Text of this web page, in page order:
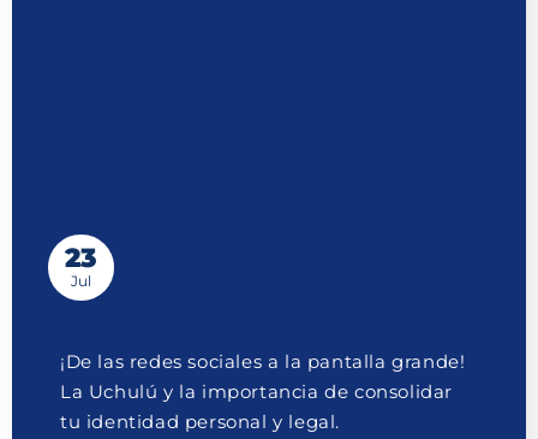
23
Jul
¡De las redes sociales a la pantalla grande!
La Uchulú y la importancia de consolidar
tu identidad personal y legal.